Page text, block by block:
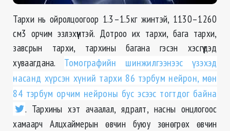
Тархи нь ойролцоогоор 1.3–1.5кг жинтэй, 1130–1260
см3 орчим эзлэхүүнтэй. Дотроо их тархи, бага тархи,
завсрын тархи, тархины багана гэсэн хэсгүүдэд
хуваагдана. Томографийн шинжилгээнээс үзэхэд
насанд хүрсэн хүний тархи 86 тэрбум нейрон, мөн
84 тэрбум орчим нейроны бус эсээс тогтдог байна
. Тархины хэт ачаалал, ядралт, насны онцлогоос
хамаарч Алцхаймерын өвчин буюу зөнөгрөх өвчин